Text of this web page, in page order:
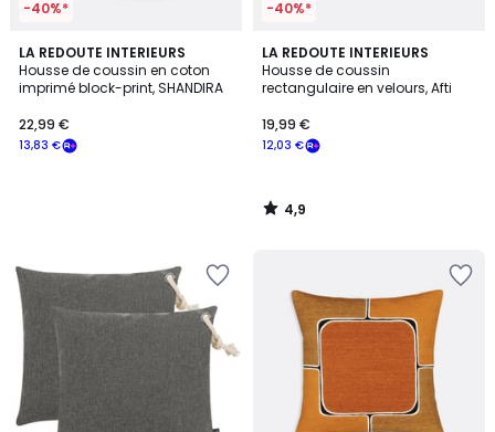
-40%*
LA REDOUTE INTERIEURS
Housse de coussin en coton
imprimé block-print, SHANDIRA
13,83 €
22,99 €
-40%*
LA REDOUTE INTERIEURS
Housse de coussin
rectangulaire en velours, Afti
12,03 €
19,99 €
4,9
/ 5
4,9
/